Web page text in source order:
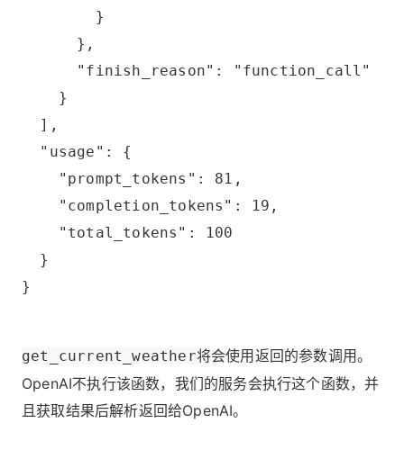
        }
      },
      "finish_reason": "function_call"
    }
  ],
  "usage": {
    "prompt_tokens": 81,
    "completion_tokens": 19,
    "total_tokens": 100
  }
}
get_current_weather将会使用返回的参数调用。
OpenAI不执行该函数，我们的服务会执行这个函数，并
且获取结果后解析返回给OpenAI。